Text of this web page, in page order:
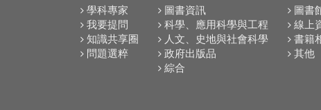
學科專家
我要提問
知識共享圈
問題選粹
圖書資訊
科學、應用科學與工程
人文、史地與社會科學
政府出版品
綜合
圖書
線上
書籍
其他